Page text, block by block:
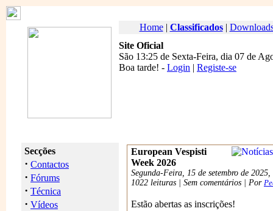
Home| Classificados|
Site Oficial
São 13:25 de Sexta-Feira, dia 07 de
Boa tarde! - Login | Registe-se
Secções
· Contactos
· Fórums
· Técnica
· Vídeos
European Vespisti
Week 2026
Segunda-Feira, 15 de setembro de
1022 leituras | Sem comentários | Por
Estão abertas as inscrições!